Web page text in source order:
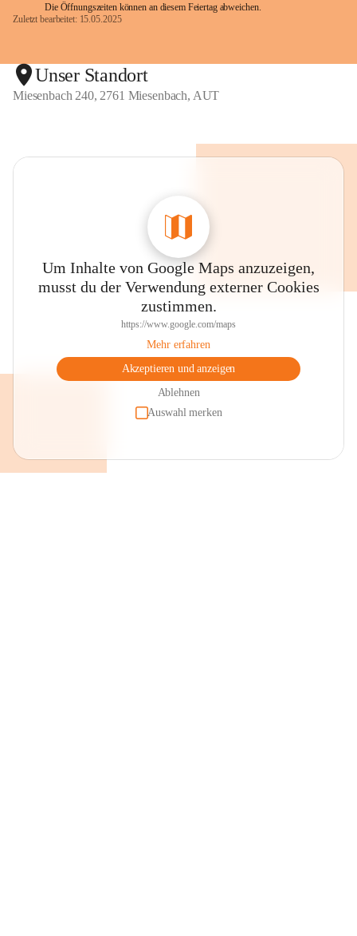
Die Öffnungszeiten können an diesem Feiertag abweichen.
Zuletzt bearbeitet: 15.05.2025
Unser Standort
Miesenbach 240, 2761 Miesenbach, AUT
Um Inhalte von Google Maps anzuzeigen,
musst du der Verwendung externer Cookies
zustimmen.
https://www.google.com/maps
Mehr erfahren
Akzeptieren und anzeigen
Ablehnen
Auswahl merken